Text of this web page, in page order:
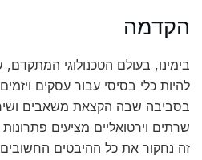
הקדמה
בימינו, בעולם הטכנולוגי המתקדם,
להיות כלי בסיסי עבור עסקים
בסביבה שבה הקצאת משאבים
שרתים וירטואליים מציעים
זה נחקור את כל ההיבטים